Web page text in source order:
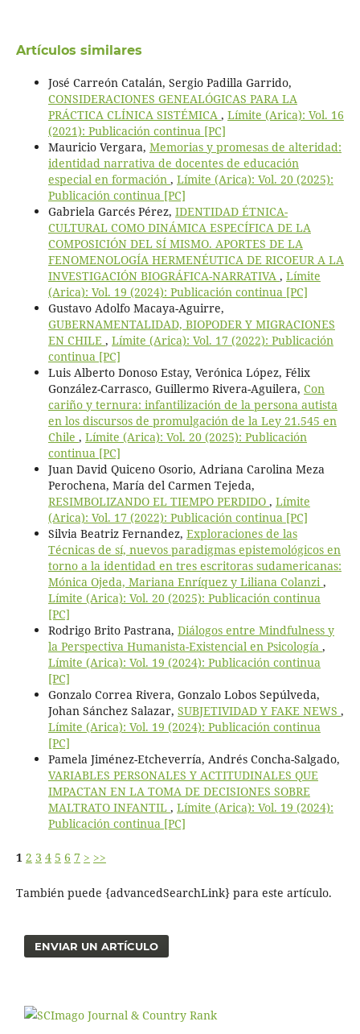
Artículos similares
José Carreón Catalán, Sergio Padilla Garrido,
CONSIDERACIONES GENEALÓGICAS PARA LA
PRÁCTICA CLÍNICA SISTÉMICA , Límite (Arica): Vol. 16
(2021): Publicación continua [PC]
Mauricio Vergara, Memorias y promesas de alteridad:
identidad narrativa de docentes de educación
especial en formación , Límite (Arica): Vol. 20 (2025):
Publicación continua [PC]
Gabriela Garcés Pérez, IDENTIDAD ÉTNICA-
CULTURAL COMO DINÁMICA ESPECÍFICA DE LA
COMPOSICIÓN DEL SÍ MISMO. APORTES DE LA
FENOMENOLOGÍA HERMENÉUTICA DE RICOEUR A LA
INVESTIGACIÓN BIOGRÁFICA-NARRATIVA , Límite
(Arica): Vol. 19 (2024): Publicación continua [PC]
Gustavo Adolfo Macaya-Aguirre,
GUBERNAMENTALIDAD, BIOPODER Y MIGRACIONES
EN CHILE , Límite (Arica): Vol. 17 (2022): Publicación
continua [PC]
Luis Alberto Donoso Estay, Verónica López, Félix
González-Carrasco, Guillermo Rivera-Aguilera, Con
cariño y ternura: infantilización de la persona autista
en los discursos de promulgación de la Ley 21.545 en
Chile , Límite (Arica): Vol. 20 (2025): Publicación
continua [PC]
Juan David Quiceno Osorio, Adriana Carolina Meza
Perochena, María del Carmen Tejeda,
RESIMBOLIZANDO EL TIEMPO PERDIDO , Límite
(Arica): Vol. 17 (2022): Publicación continua [PC]
Silvia Beatriz Fernandez, Exploraciones de las
Técnicas de sí, nuevos paradigmas epistemológicos en
torno a la identidad en tres escritoras sudamericanas:
Mónica Ojeda, Mariana Enríquez y Liliana Colanzi ,
Límite (Arica): Vol. 20 (2025): Publicación continua
[PC]
Rodrigo Brito Pastrana, Diálogos entre Mindfulness y
la Perspectiva Humanista-Existencial en Psicología ,
Límite (Arica): Vol. 19 (2024): Publicación continua
[PC]
Gonzalo Correa Rivera, Gonzalo Lobos Sepúlveda,
Johan Sánchez Salazar, SUBJETIVIDAD Y FAKE NEWS ,
Límite (Arica): Vol. 19 (2024): Publicación continua
[PC]
Pamela Jiménez-Etcheverría, Andrés Concha-Salgado,
VARIABLES PERSONALES Y ACTITUDINALES QUE
IMPACTAN EN LA TOMA DE DECISIONES SOBRE
MALTRATO INFANTIL , Límite (Arica): Vol. 19 (2024):
Publicación continua [PC]
1 2 3 4 5 6 7 > >>
También puede {advancedSearchLink} para este artículo.
ENVIAR UN ARTÍCULO